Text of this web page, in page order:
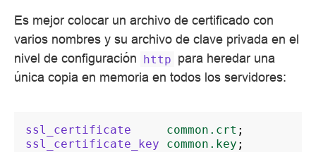
Es mejor colocar un archivo de certificado con
varios nombres y su archivo de clave privada en el
nivel de configuración http para heredar una
única copia en memoria en todos los servidores:
ssl_certificate common.crt ;
ssl_certificate_key
common.key ;